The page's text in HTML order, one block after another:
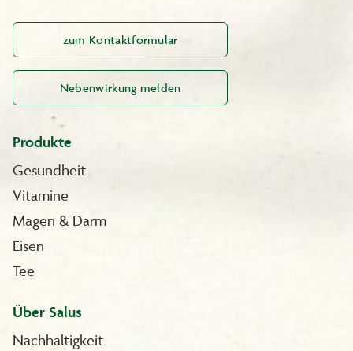
zum Kontaktformular
Nebenwirkung melden
Produkte
Gesundheit
Vitamine
Magen & Darm
Eisen
Tee
Über Salus
Nachhaltigkeit